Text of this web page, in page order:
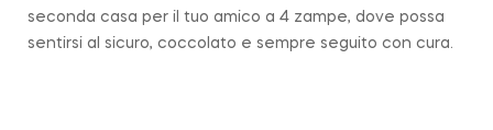
seconda casa per il tuo amico a 4 zampe, dove possa
sentirsi al sicuro, coccolato e sempre seguito con cura.